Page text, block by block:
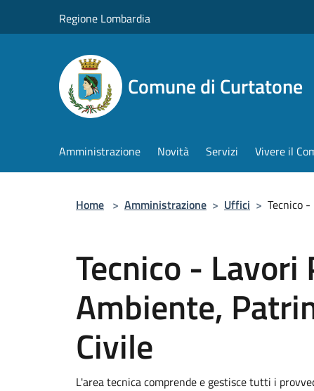
Regione Lombardia
Comune di Curtatone
Amministrazione Novità Servizi Vivere il
Home > Amministrazione > Uffici > Tecnico
Tecnico - Lavori
Ambiente,
Civile
L'area tecnica comprende e gestisce tutti i